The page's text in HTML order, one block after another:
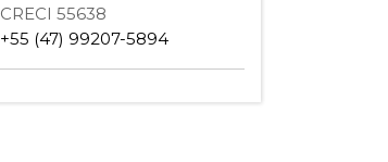
CRECI 55638
+55 (47) 99207-5894